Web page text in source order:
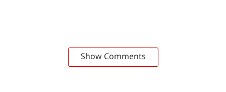
Show Comments